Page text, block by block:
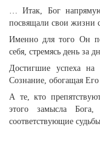
… Итак, Бог
посвящали свои жизни
Именно для того Он
себя, стремясь день за
Достигшие успеха
Сознание, обогащая
А те, кто
этого замысла
соответствующие